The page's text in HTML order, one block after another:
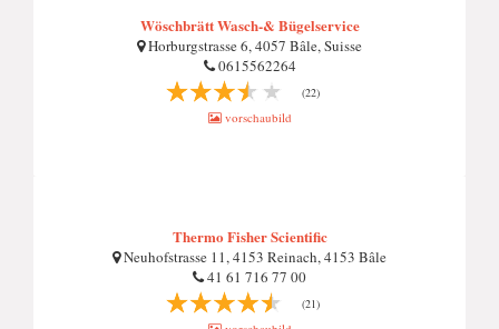
Wöschbrätt Wasch-& Bügelservice
Horburgstrasse 6, 4057 Bâle, Suisse
0615562264
(22)
vorschaubild
Thermo Fisher Scientific
Neuhofstrasse 11, 4153 Reinach, 4153 Bâle
41 61 716 77 00
(21)